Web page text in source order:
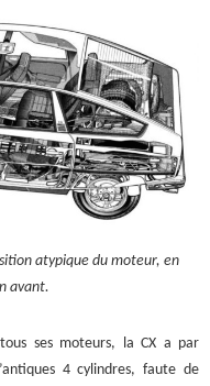
atypique du moteur, en
avant.
ses moteurs, la CX a par
4 cylindres, faute de